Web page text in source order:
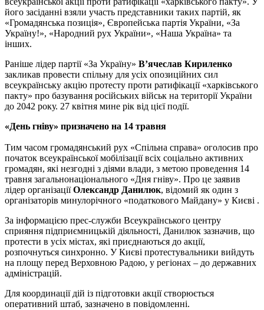
його засіданні взяли участь представники таких партій, як
«Громадянська позиція», Європейська партія України, «За
Україну!», «Народний рух України», «Наша Україна» та
інших.
Раніше лідер партії «За Україну» В’ячеслав Кириленко
закликав провести спільну для усіх опозиційних сил
всеукраїнську акцію протесту проти ратифікації «харківського
пакту» про базування російських військ на території України
до 2042 року. 27 квітня мине рік від цієї події.
«День гніву» призначено на 14 травня
Тим часом громадянський рух «Спільна справа» оголосив про
початок всеукраїнської мобілізації всіх соціально активних
громадян, які незгодні з діями влади, з метою проведення 14
травня загальнонаціонального «Дня гніву». Про це заявив
лідер організаціїОлександр Данилюк, відомий як один з
організаторів минулорічного «податкового Майдану» у Києві .
За інформацією прес-служби Всеукраїнського центру
сприяння підприємницькій діяльності, Данилюк зазначив, що
протести в усіх містах, які приєднаються до акції,
розпочнуться синхронно. У Києві протестувальники вийдуть
на площу перед Верховною Радою, у регіонах – до державних
адміністрацій.
Для координації дій із підготовки акції створюється
оперативний штаб, зазначено в повідомленні.